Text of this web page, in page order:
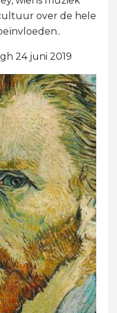
over de hele
24 juni 2019